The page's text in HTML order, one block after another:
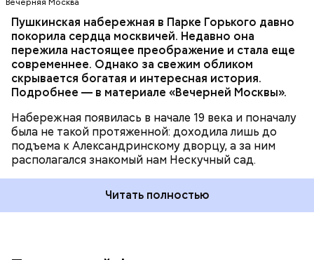
Пушкинская набережная в Парке Горького давно
покорила сердца москвичей. Недавно она
пережила настоящее преображение и стала еще
современнее. Однако за свежим обликом
скрывается богатая и интересная история.
Подробнее — в материале «Вечерней Москвы».
Набережная появилась в начале 19 века и поначалу
была не такой протяженной: доходила лишь до
подъема к Александринскому дворцу, а за ним
располагался знакомый нам Нескучный сад.
Читать полностью
Организаторы — городской Центр гражданской
активности и Совет общественных советников
Москвы при поддержке столичного Департамента
территориальных органов исполнительной власти.